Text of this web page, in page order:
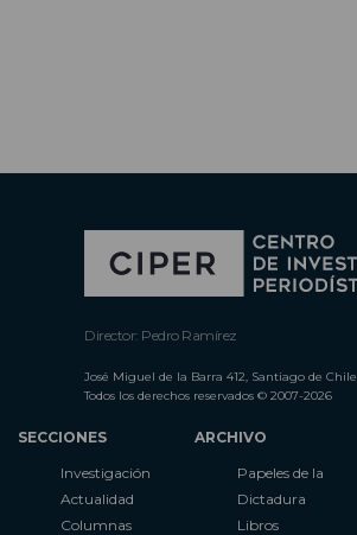
Director: Pedro Ramírez
José Miguel de la Barra 412, Santiago de Chile
Todos los derechos reservados © 2007-2026
SECCIONES
Investigación
Actualidad
Columnas
ARCHIVO
Papeles de la
Dictadura
Libros